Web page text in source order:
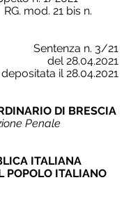
Sentenza n. 3/21
del 28.04.2021
depositata il 28.04.2021
DI BRESCIA
Penale
ITALIANA
POPOLO ITALIANO